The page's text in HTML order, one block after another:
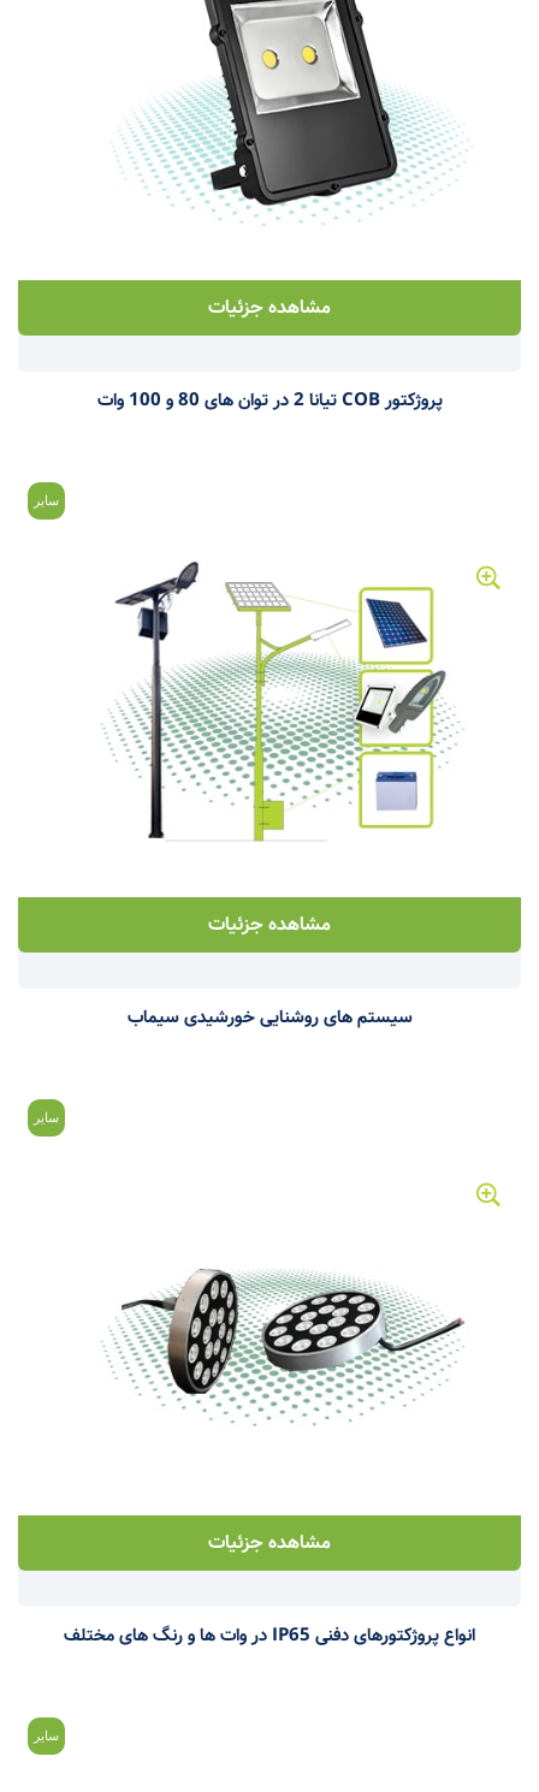
مشاهده جزئیات
پروژکتور COB تیانا 2 در توان های 80 و 100 وات
سایر
مشاهده جزئیات
سیستم های روشنایی خورشیدی سیماب
سایر
مشاهده جزئیات
انواع پروژکتورهای دفنی IP65 در وات ها و رنگ های مختلف
سایر